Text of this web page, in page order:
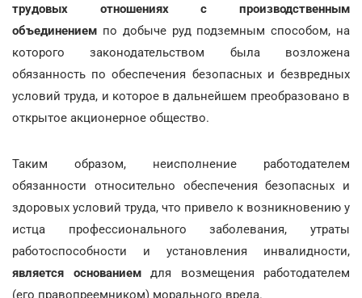
трудовых отношениях с производственным
объединением по добыче руд подземным способом, на
которого законодательством была возложена
обязанность по обеспечения безопасных и безвредных
условий труда, и которое в дальнейшем преобразовано в
открытое акционерное общество.
Таким образом, неисполнение работодателем
обязанности относительно обеспечения безопасных и
здоровых условий труда, что привело к возникновению у
истца профессионального заболевания, утраты
работоспособности и установления инвалидности,
является основаниемдля возмещения работодателем
(его правопреемником) морального вреда.